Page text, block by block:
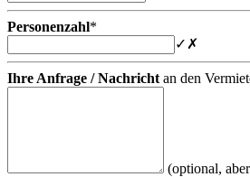
Personenzahl*
✓ ✗
Ihre Anfrage / Nachricht an den
(optional,